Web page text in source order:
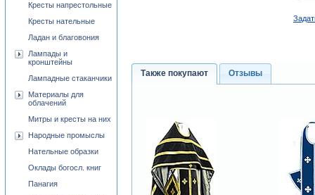
Также покупают Отзывы
Кресты напрестольные
Кресты нательные
Ладан и благовония
Лампады и
кронштейны
Лампадные стаканчики
Материалы для
облачений
Митры и кресты на них
Народные промыслы
Нательные образки
Оклады богосл. книг
Панагия